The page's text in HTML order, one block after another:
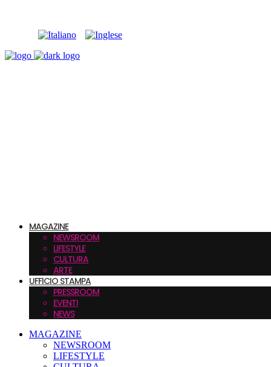
MAGAZINE
NEWSROOM
LIFESTYLE
CULTURA
ARTE
UFFICIO STAMPA
PRESSROOM
EVENTI
NEWS
MAGAZINE
NEWSROOM
LIFESTYLE